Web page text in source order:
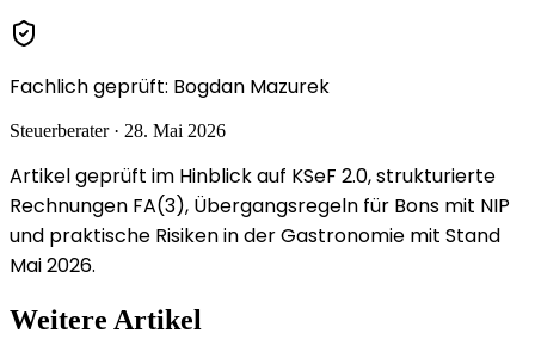
Fachlich geprüft: Bogdan Mazurek
Steuerberater· 28. Mai 2026
Artikel geprüft im Hinblick auf KSeF 2.0, strukturierte
Rechnungen FA(3), Übergangsregeln für Bons mit NIP
und praktische Risiken in der Gastronomie mit Stand
Mai 2026.
Weitere Artikel